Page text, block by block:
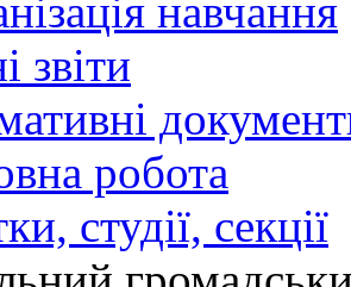
навчання
звіти
робота
студії, секції